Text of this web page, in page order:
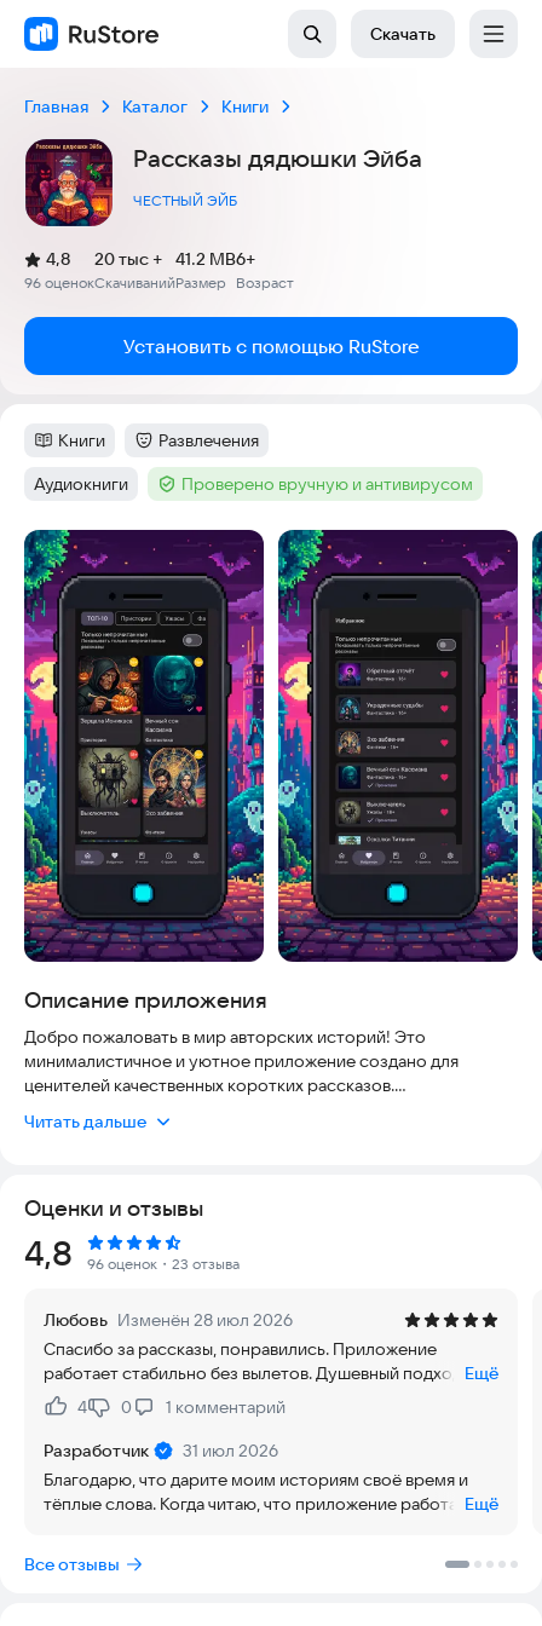
Скачать
Главная Каталог Книги
Рассказы дядюшки Эйба
ЧЕСТНЫЙ ЭЙБ
Рейтинг:
4,8
(
96 оценок
)
Скачиваний
20 тыс +
Размер
41.2 MB
Возраст
6+
Установить с помощью RuStore
Категория
Книги Категория:
Развлечения
Тег:
Аудиокниги Тег :Проверено вручную и антивирусом
Скриншоты
Описание приложения
Добро пожаловать в мир авторских историй! Это
минималистичное и уютное приложение создано для
ценителей качественных коротких рассказов.
Что вас ждёт:
фэнтези, ужасы и уникальные «пристории»
• Минималистичный дизайн, который не отвлекает от чтения
• Удобное чтение с поддержкой тем (светлая, тёмная, сепия)
• Конфиденциальность — ваши данные и прогресс чтения
• Система достижений — получайте награды за чтение и
коллекционирование
• Избранное — сохраняйте самые любимые рассказы
• Продолжайте чтение с того же места — функция
автосохранения прогресса
Особенности:
• Адаптивный интерфейс для комфортного чтения на любом
• Настраиваемый размер шрифта под ваш вкус
Читать дальше
Оценки и отзывы
Рейтинг:
4,8 96 оценок ・23 отзыва
Любовь Изменён 28 июл 2026
Спасибо за рассказы, понравились. Приложение
работает стабильно без вылетов. Душевный подход к
читателям. Успехов в развитии проекта!
Ещё
Нравится:
4Не нравится:
0 1 комментарий
Разработчик
31 июл 2026
Благодарю, что дарите моим историям своё время и
тёплые слова. Когда читаю, что приложение работает
любимым зелёным чаем, — такие отзывы согревают
особенно сильно. Главное, чтобы страницы
Ещё
Все отзывы